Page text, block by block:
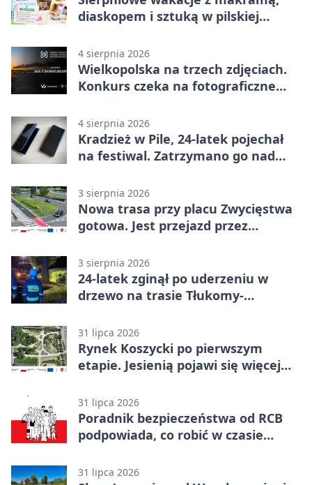
diaskopem i sztuką w pilskiej
4 sierpnia 2026
Wielkopolska na trzech zdjęciach.
Konkurs czeka na fotograficzne
4 sierpnia 2026
Kradzież w Pile, 24-latek pojechał
na festiwal. Zatrzymano go nad
3 sierpnia 2026
Nowa trasa przy placu Zwycięstwa
gotowa. Jest przejazd przez
3 sierpnia 2026
24-latek zginął po uderzeniu w
drzewo na trasie Tłukomy-
31 lipca 2026
Rynek Koszycki po pierwszym
etapie. Jesienią pojawi się więcej
31 lipca 2026
Poradnik bezpieczeństwa od RCB
podpowiada, co robić w czasie
31 lipca 2026